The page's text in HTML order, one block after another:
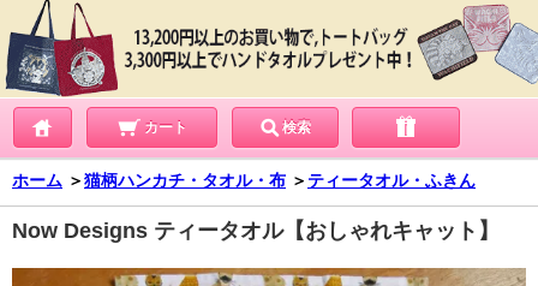
カート 検索
ホーム ＞猫柄ハンカチ・タオル・布 ＞ ティータオル・ふきん
Now Designs ティータオル【おしゃれキャット】